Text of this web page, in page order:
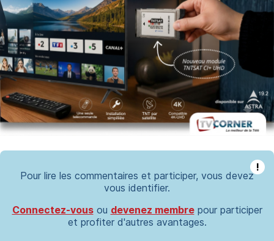
!
Pour lire les commentaires et participer, vous devez
vous identifier.
Connectez-vousou devenez membrepour participer
et profiter d'autres avantages.